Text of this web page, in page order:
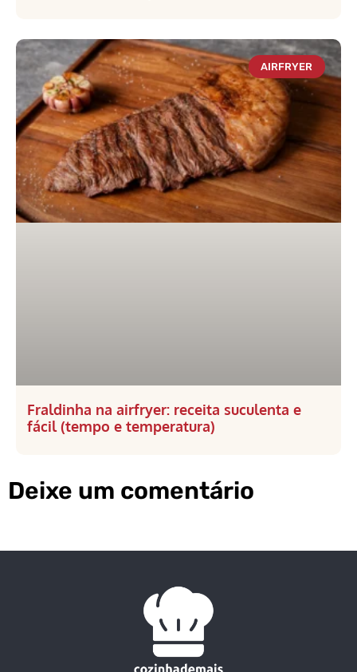
AIRFRYER
Fraldinha na airfryer: receita suculenta e
fácil (tempo e temperatura)
Deixe um comentário